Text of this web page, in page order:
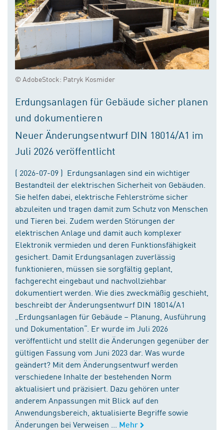
© AdobeStock: Patryk Kosmider
Erdungsanlagen für Gebäude sicher planen
und dokumentieren
Neuer Änderungsentwurf DIN 18014/A1 im
Juli 2026 veröffentlicht
( 2026-07-09 ) Erdungsanlagen sind ein wichtiger
Bestandteil der elektrischen Sicherheit von Gebäuden.
Sie helfen dabei, elektrische Fehlerströme sicher
abzuleiten und tragen damit zum Schutz von Menschen
und Tieren bei. Zudem werden Störungen der
elektrischen Anlage und damit auch komplexer
Elektronik vermieden und deren Funktionsfähigkeit
gesichert. Damit Erdungsanlagen zuverlässig
funktionieren, müssen sie sorgfältig geplant,
fachgerecht eingebaut und nachvollziehbar
dokumentiert werden. Wie dies zweckmäßig geschieht,
beschreibt der Änderungsentwurf DIN 18014/A1
„Erdungsanlagen für Gebäude – Planung, Ausführung
und Dokumentation“. Er wurde im Juli 2026
veröffentlicht und stellt die Änderungen gegenüber der
gültigen Fassung vom Juni 2023 dar. Was wurde
geändert? Mit dem Änderungsentwurf werden
verschiedene Inhalte der bestehenden Norm
aktualisiert und präzisiert. Dazu gehören unter
anderem Anpassungen mit Blick auf den
Anwendungsbereich, aktualisierte Begriffe sowie
Änderungen bei Verweisen ...
Mehr